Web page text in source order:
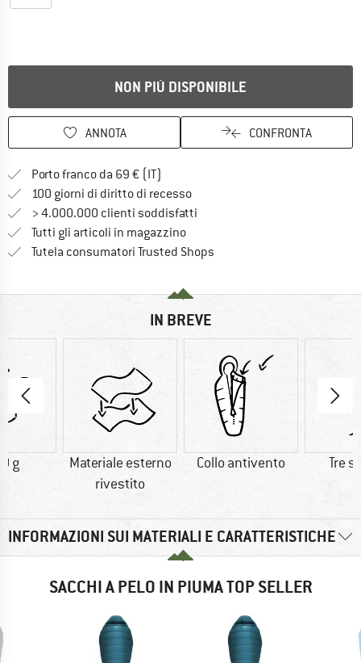
NON PIÙ DISPONIBILE
ANNOTA CONFRONTA
Porto franco da 69 € (IT)
100 giorni di diritto di recessoVai alla politica di recesso qui
> 4.000.000 clienti soddisfatti
Tutti gli articoli in magazzino
Tutela consumatori Trusted Shops
IN BREVE
g
Materiale esterno
rivestito
Collo antivento Tre
INFORMAZIONI SUI MATERIALI E CARATTERISTICHE
SACCHI A PELO IN PIUMA TOP SELLER